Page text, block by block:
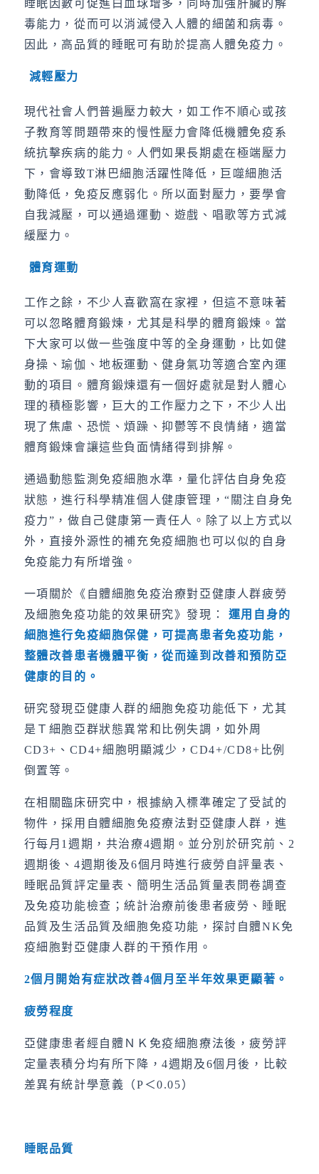
睡眠因數可促進白血球增多，同時加強肝臟的解
毒能力，從而可以消滅侵入人體的細菌和病毒。
因此，高品質的睡眠可有助於提高人體免疫力。
減輕壓力
現代社會人們普遍壓力較大，如工作不順心或孩
子教育等問題帶來的慢性壓力會降低機體免疫系
統抗擊疾病的能力。人們如果長期處在極端壓力
下，會導致T淋巴細胞活躍性降低，巨噬細胞活
動降低，免疫反應弱化。所以面對壓力，要學會
自我減壓，可以通過運動、遊戲、唱歌等方式減
緩壓力。
體育運動
工作之餘，不少人喜歡窩在家裡，但這不意味著
可以忽略體育鍛煉，尤其是科學的體育鍛煉。當
下大家可以做一些強度中等的全身運動，比如健
身操、瑜伽、地板運動、健身氣功等適合室內運
動的項目。體育鍛煉還有一個好處就是對人體心
理的積極影響，巨大的工作壓力之下，不少人出
現了焦慮、恐慌、煩躁、抑鬱等不良情緒，適當
體育鍛煉會讓這些負面情緒得到排解。
通過動態監測免疫細胞水準，量化評估自身免疫
狀態，進行科學精准個人健康管理，“關注自身免
疫力”，做自己健康第一責任人。除了以上方式以
外，直接外源性的補充免疫細胞也可以似的自身
免疫能力有所增強。
一項關於《自體細胞免疫治療對亞健康人群疲勞
及細胞免疫功能的效果研究》發現： 運用自身的
細胞進行免疫細胞保健，可提高患者免疫功能，
整體改善患者機體平衡，從而達到改善和預防亞
健康的目的。
研究發現亞健康人群的細胞免疫功能低下，尤其
是Ｔ細胞亞群狀態異常和比例失調，如外周
CD3+、CD4+細胞明顯減少，CD4+/CD8+比例
倒置等。
在相關臨床研究中，根據納入標準確定了受試的
物件，採用自體細胞免疫療法對亞健康人群，進
行每月1週期，共治療4週期。並分別於研究前、2
週期後、4週期後及6個月時進行疲勞自評量表、
睡眠品質評定量表、簡明生活品質量表問卷調查
及免疫功能檢查；統計治療前後患者疲勞、睡眠
品質及生活品質及細胞免疫功能，探討自體NK免
疫細胞對亞健康人群的干預作用。
2個月開始有症狀改善4個月至半年效果更顯著。
疲勞程度
亞健康患者經自體ＮＫ免疫細胞療法後，疲勞評
定量表積分均有所下降，4週期及6個月後，比較
差異有統計學意義（P＜0.05）
睡眠品質